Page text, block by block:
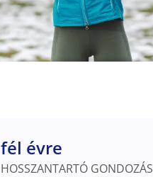
fél évre
HOSSZANTARTÓ GONDOZÁS